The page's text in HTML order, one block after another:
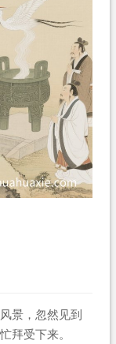
景，忽然见到
拜受下来。